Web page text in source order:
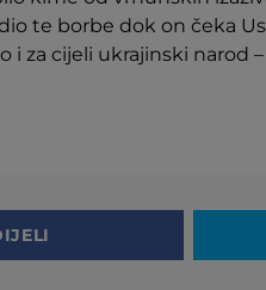
te borbe dok on čeka
i za cijeli ukrajinski narod –